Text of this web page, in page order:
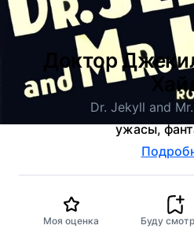
Доктор
Dr. Jekyll and
ужасы,
Моя оценка Буду